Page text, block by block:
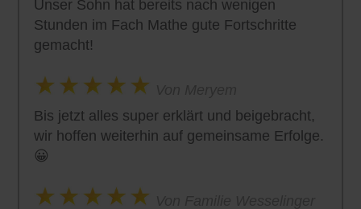
Unser Sohn hat bereits nach wenigen
Stunden im Fach Mathe gute Fortschritte
gemacht!
Bis jetzt alles super erklärt und beigebracht,
wir hoffen weiterhin auf gemeinsame Erfolge.
😀